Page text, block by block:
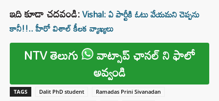
ఇది కూడా చదవండి:Vishal: ఏ పార్టీకి ఓటు వేయమని చెప్పను
కానీ!!.. హీరో విశాల్ కీలక వ్యాఖ్యలు
NTV తెలుగు వాట్సాప్ ఛానల్ ని ఫాలో
అవ్వండి
TAGS Dalit PhD student
Ramadas Prini Sivanadan